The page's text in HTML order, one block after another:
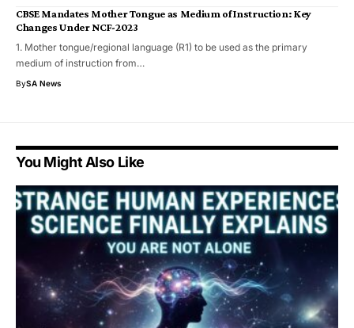
CBSE Mandates Mother Tongue as Medium of Instruction: Key
Changes Under NCF-2023
1. Mother tongue/regional language (R1) to be used as the primary
medium of instruction from…
BySA News
You Might Also Like